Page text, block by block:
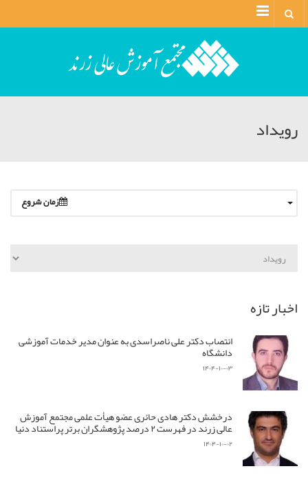
Menu
رویداد
زمان شروع
اخبار تازه
انتصاب دکتر علی ناصراسدی به عنوان مدیر خدمات آموزشی
دانشگاه
۱۴۰۴-۱۰-۰۳
درخشش دکتر هادی حائری عضو هیأت علمی مجتمع آموزش
عالی زرند در فهرست ۲ درصد پژوهشگران برتر پراستناد دنیا
۱۴۰۴-۱۰-۰۲